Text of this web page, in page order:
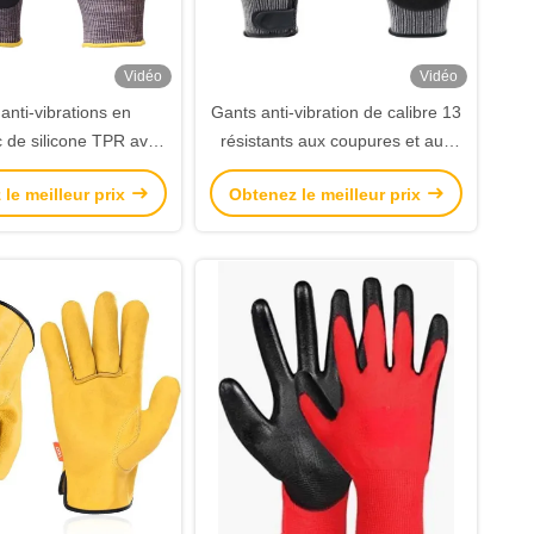
Vidéo
vibrations en
silicone TPR avec
en mousse de nitrile
EN388 pour les
le meilleur prix
Vidéo
Gants anti-vibration de calibre 13
résistants aux coupures et aux
chocs pour les travaux lourds
Obtenez le meilleur prix